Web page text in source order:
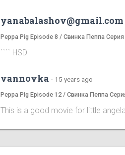
yanabalashov@gmail.com
Peppa Pig Episode 8 / Свинка Пеппа Серия
```` HSD
vannovka · 15 years ago
Peppa Pig Episode 12 / Свинка Пеппа
This is a good movie for little angela